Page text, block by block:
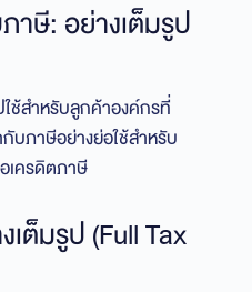
าษี: อย่างเต็มรูป
ช้สำหรับลูกค้าองค์กรที่
บภาษีอย่างย่อใช้สำหรับ
เครดิตภาษี
ต็มรูป (Full Tax